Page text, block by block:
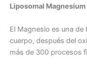
Liposomal
El Magnesio es una
cuerpo, después del
más de 300 procesos